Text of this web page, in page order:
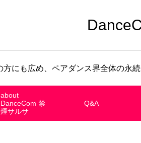
にも広め、ペアダンス界全体の永
about
DanceCom 禁
煙サルサ
Q&A